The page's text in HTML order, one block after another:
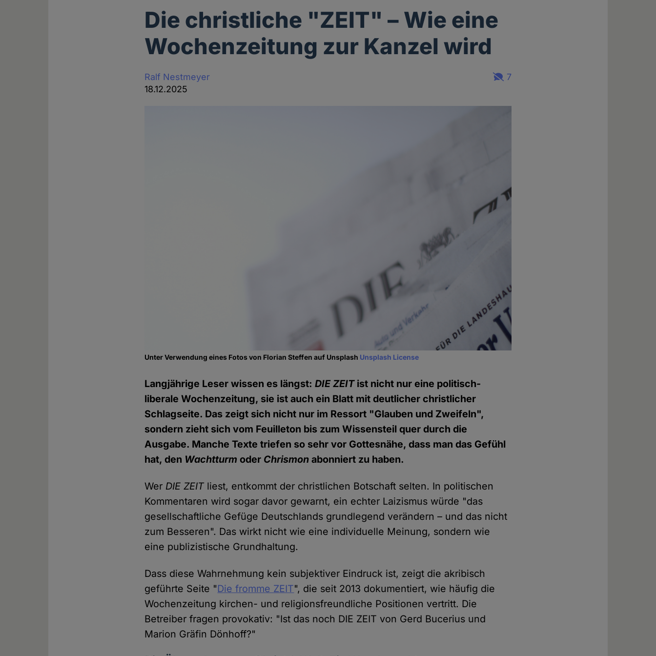
Die christliche "ZEIT" – Wie eine
Wochenzeitung zur Kanzel wird
Ralf Nestmeyer
18.12.2025
7
Unter Verwendung eines Fotos von Florian Steffen auf Unsplash Unsplash License
Langjährige Leser wissen es längst:DIE ZEITist nicht nur eine politisch-
liberale Wochenzeitung, sie ist auch ein Blatt mit deutlicher christlicher
Schlagseite. Das zeigt sich nicht nur im Ressort "Glauben und Zweifeln",
sondern zieht sich vom Feuilleton bis zum Wissensteil quer durch die
Ausgabe. Manche Texte triefen so sehr vor Gottesnähe, dass man das Gefühl
hat, den Wachtturm oder Chrismon abonniert zu haben.
Wer DIE ZEIT liest, entkommt der christlichen Botschaft selten. In politischen
Kommentaren wird sogar davor gewarnt, ein echter Laizismus würde "das
gesellschaftliche Gefüge Deutschlands grundlegend verändern – und das nicht
zum Besseren". Das wirkt nicht wie eine individuelle Meinung, sondern wie
eine publizistische Grundhaltung.
Dass diese Wahrnehmung kein subjektiver Eindruck ist, zeigt die akribisch
geführte Seite "Die fromme ZEIT", die seit 2013 dokumentiert, wie häufig die
Wochenzeitung kirchen- und religionsfreundliche Positionen vertritt. Die
Betreiber fragen provokativ: "Ist das noch DIE ZEIT von Gerd Bucerius und
Marion Gräfin Dönhoff?"